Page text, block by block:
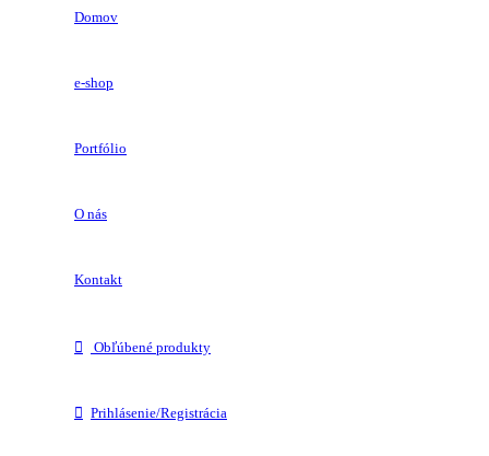
Domov
e-shop
Portfólio
O nás
Kontakt
Obľúbené produkty
Prihlásenie/Registrácia